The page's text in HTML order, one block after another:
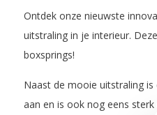
Ontdek onze nieuwste
uitstraling in je interieur.
boxsprings!
Naast de mooie uitstraling
aan en is ook nog eens